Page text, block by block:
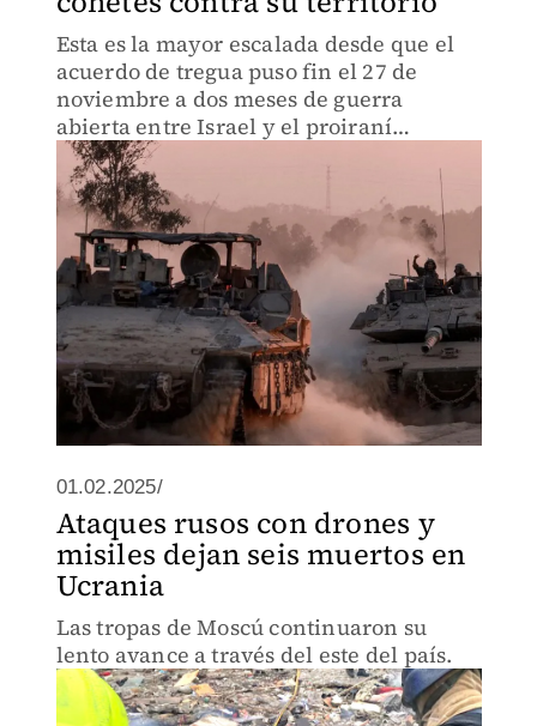
Esta es la mayor escalada desde que el
acuerdo de tregua puso fin el 27 de
noviembre a dos meses de guerra
abierta entre Israel y el proiraní
Hezbolá.
01.02.2025/
Ataques rusos con drones y
misiles dejan seis muertos en
Ucrania
Las tropas de Moscú continuaron su
lento avance a través del este del país.